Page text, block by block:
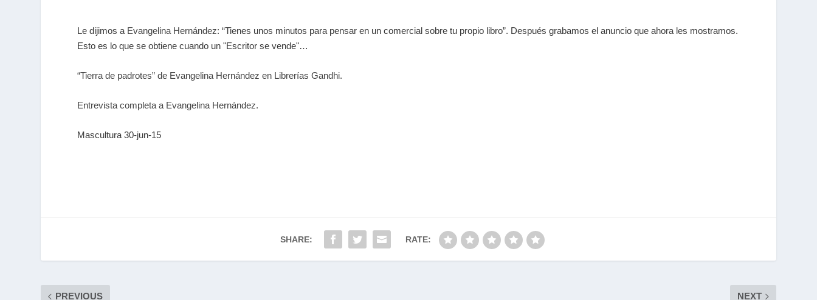
Le dijimos a Evangelina Hernández: “Tienes unos minutos para pensar en un comercial sobre tu propio libro”. Después grabamos el anuncio que ahora les mostramos.
Esto es lo que se obtiene cuando un "Escritor se vende"…
“Tierra de padrotes” de Evangelina Hernández en Librerías Gandhi.
Entrevista completa a Evangelina Hernández.
Mascultura 30-jun-15
SHARE: RATE:
PREVIOUS NEXT